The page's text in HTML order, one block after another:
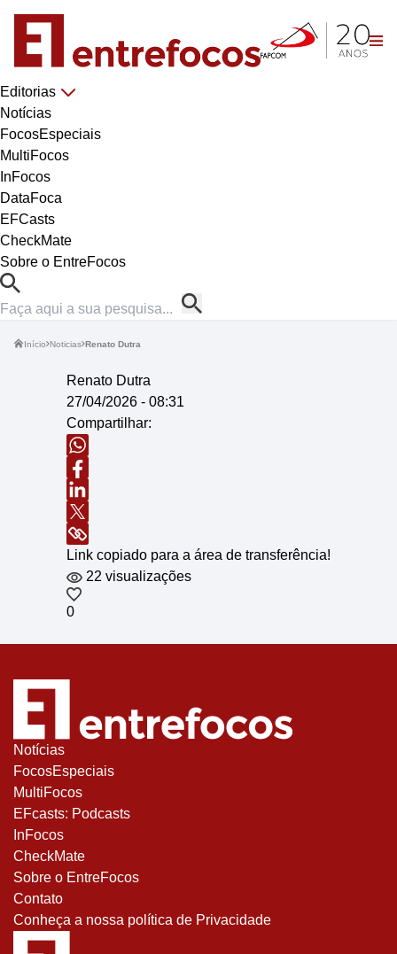
Editorias
Notícias
FocosEspeciais
MultiFocos
InFocos
DataFoca
EFCasts
CheckMate
Sobre o EntreFocos
Início Noticias Renato Dutra
Renato Dutra
27/04/2026 - 08:31
Compartilhar:
Link copiado para a área de transferência!
22 visualizações
0
Notícias
FocosEspeciais
MultiFocos
EFcasts: Podcasts
InFocos
CheckMate
Sobre o EntreFocos
Contato
Conheça a nossa política de Privacidade